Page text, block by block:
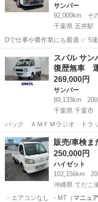
サンバー
92,000km
そ
千葉県 五井駅
Dで仕事や農作業にも最適 ✅ 5速
距離9…
五井駅
スバル サ
復歴無車
269,000円
サンバー
89,133km
千葉県 千葉市
バック ＡＭＦＭラジオ トラ
売車 走行距離８９…
千葉 千葉市 サンバー
販売/車検ま
250,000円
ハイゼット
102,156km
沖縄県 てだこ
・エアコンなし ・MT（ マニュ